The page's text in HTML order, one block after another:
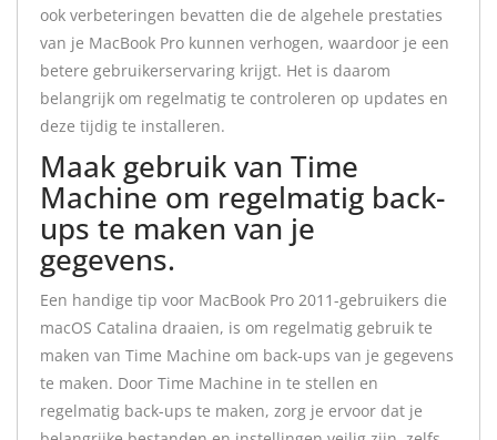
ook verbeteringen bevatten die de algehele prestaties
van je MacBook Pro kunnen verhogen, waardoor je een
betere gebruikerservaring krijgt. Het is daarom
belangrijk om regelmatig te controleren op updates en
deze tijdig te installeren.
Maak gebruik van Time
Machine om regelmatig back-
ups te maken van je
gegevens.
Een handige tip voor MacBook Pro 2011-gebruikers die
macOS Catalina draaien, is om regelmatig gebruik te
maken van Time Machine om back-ups van je gegevens
te maken. Door Time Machine in te stellen en
regelmatig back-ups te maken, zorg je ervoor dat je